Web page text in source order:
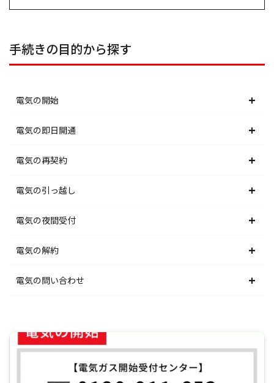
手続きの目的から探す
電気の開始
北海道電力エリア
東北電力エリア
東京電力エリア
北陸電力エリア
中部電力エリア
関西電力エリア
四国電力エリア
九州電力エリア
電気の即日開通
北海道電力エリア
東北電力エリア
東京電力エリア
北陸電力エリア
中部電力エリア
中国電力エリア
四国電力エリア
電気の再契約
北海道電力エリア
東北電力エリア
東京電力エリア
北陸電力エリア
関西電力エリア
中国電力エリア
電気の引っ越し
北海道電力エリア
東北電力エリア
東京電力エリア
中部電力エリア
関西電力エリア
電気の夜間受付
北海道電力エリア
東北電力エリア
北陸電力エリア
中部電力エリア
電気の解約
北海道電力エリア
東京電力エリア
北陸電力エリア
電気の問い合わせ
東北電力エリア
東京電力エリア